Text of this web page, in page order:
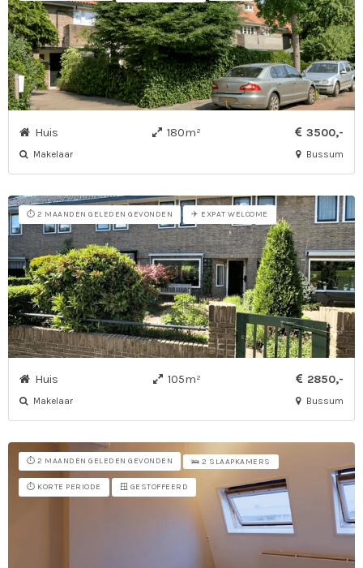
Huis 180m² 3500,-
Makelaar Bussum
⏱️ 2 MAANDEN GELEDEN GEVONDEN ✈️ EXPAT WELCOME
Huis 105m² 2850,-
Makelaar Bussum
⏱️ 2 MAANDEN GELEDEN GEVONDEN 🛌 2 SLAAPKAMERS
⏱️ KORTE PERIODE 🪟 GESTOFFEERD